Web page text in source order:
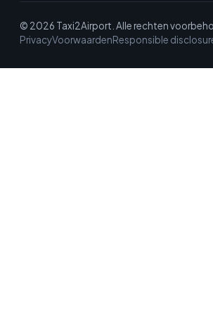
© 2026 Taxi2Airport. Alle rechten
PrivacyVoorwaardenResponsible